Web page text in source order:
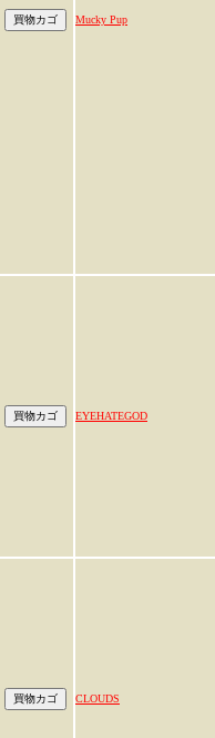
Mucky Pup
EYEHATEGOD
CLOUDS